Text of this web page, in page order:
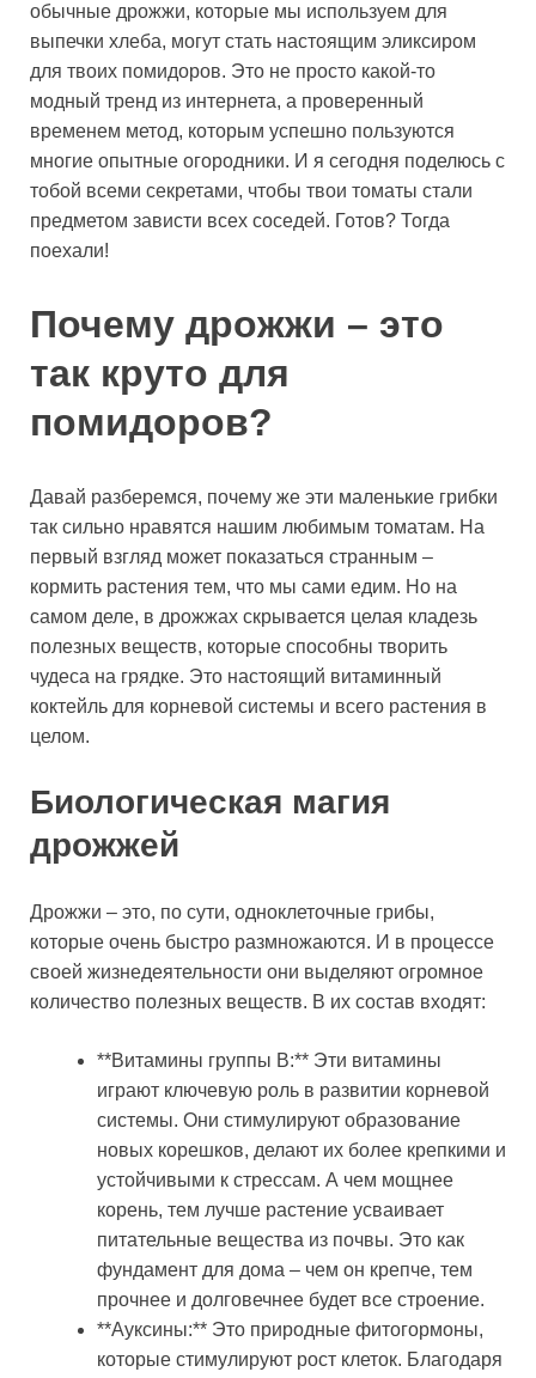
обычные дрожжи, которые мы используем для
выпечки хлеба, могут стать настоящим эликсиром
для твоих помидоров. Это не просто какой-то
модный тренд из интернета, а проверенный
временем метод, которым успешно пользуются
многие опытные огородники. И я сегодня поделюсь с
тобой всеми секретами, чтобы твои томаты стали
предметом зависти всех соседей. Готов? Тогда
поехали!
Почему дрожжи – это
так круто для
помидоров?
Давай разберемся, почему же эти маленькие грибки
так сильно нравятся нашим любимым томатам. На
первый взгляд может показаться странным –
кормить растения тем, что мы сами едим. Но на
самом деле, в дрожжах скрывается целая кладезь
полезных веществ, которые способны творить
чудеса на грядке. Это настоящий витаминный
коктейль для корневой системы и всего растения в
целом.
Биологическая магия
дрожжей
Дрожжи – это, по сути, одноклеточные грибы,
которые очень быстро размножаются. И в процессе
своей жизнедеятельности они выделяют огромное
количество полезных веществ. В их состав входят:
**Витамины группы В:** Эти витамины
играют ключевую роль в развитии корневой
системы. Они стимулируют образование
новых корешков, делают их более крепкими и
устойчивыми к стрессам. А чем мощнее
корень, тем лучше растение усваивает
питательные вещества из почвы. Это как
фундамент для дома – чем он крепче, тем
прочнее и долговечнее будет все строение.
**Ауксины:** Это природные фитогормоны,
которые стимулируют рост клеток. Благодаря